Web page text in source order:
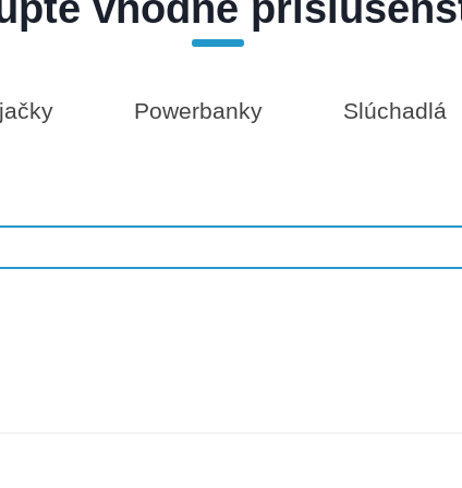
Powerbanky Slúchadlá